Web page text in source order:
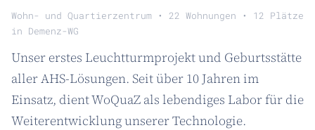
Wohn- und Quartierzentrum • 22 Wohnungen • 12 Plätze
in Demenz-WG
Unser erstes Leuchtturmprojekt und Geburtsstätte
aller AHS-Lösungen. Seit über 10 Jahren im
Einsatz, dient WoQuaZ als lebendiges Labor für die
Weiterentwicklung unserer Technologie.